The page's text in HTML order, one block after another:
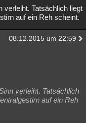
verleiht. Tatsächlich liegt
auf ein Reh scheint.
08.12.2015 um 22:59
verleiht. Tatsächlich
auf ein Reh